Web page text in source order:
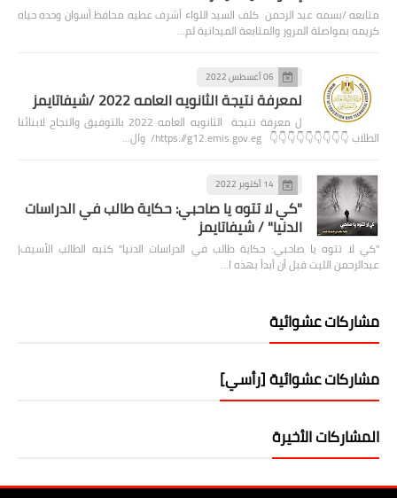
متابعه /بسمه عبد الرحمن كلف السيد اللواء أشرف عطيه محافظ أسوان وحده حياه
كريمه بمواصلة المرور والمتابعة الميدانية لم…
06 أغسطس 2022
لمعرفة نتيجة الثانويه العامه 2022 /شيفاتايمز
ل معرفة نتيجة الثانويه العامه 2022 بالتوفيق والنجاح لابنائنا
الطلاب 👇👇👇👇👇👇👇👇👇 https://g12.emis.gov.eg/ وال…
14 أكتوبر 2022
"كي لا تتوه يا صاحبي: حكاية طالب في الدراسات
الدنيا" / شيفاتايمز
"كي لا تتوه يا صاحبي: حكاية طالب في الدراسات الدنيا" كتبه الطالب الأسيف|
عبدالرحمن الليث قبل أن أبدأ بهذه ا…
مشاركات عشوائية
مشاركات عشوائية [رأسي]
المشاركات الأخيرة